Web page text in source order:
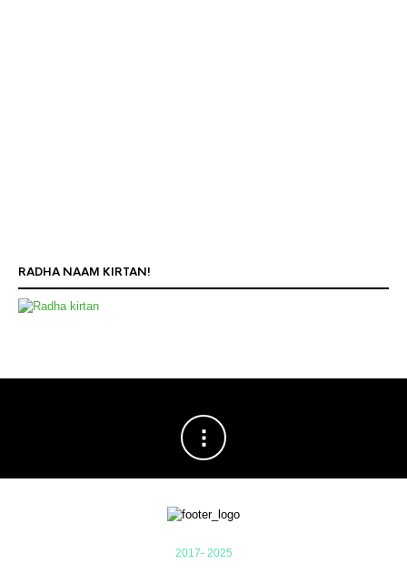
RADHA NAAM KIRTAN!
2017- 2025